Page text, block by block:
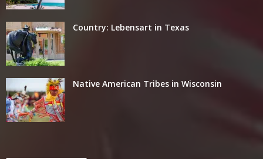
Country: Lebensart in Texas
Native American Tribes in Wisconsin